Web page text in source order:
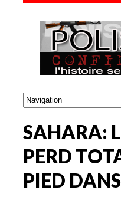
SAHARA:
PERD
PIED